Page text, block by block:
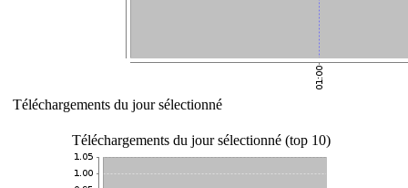
Téléchargements du jour sélectionné
Téléchargements du jour sélectionné (top 10)